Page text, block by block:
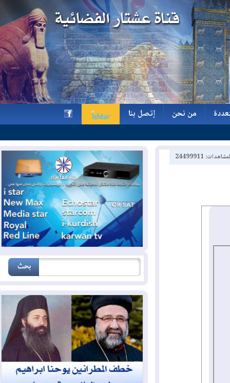
من نحن
إتصل بنا
h